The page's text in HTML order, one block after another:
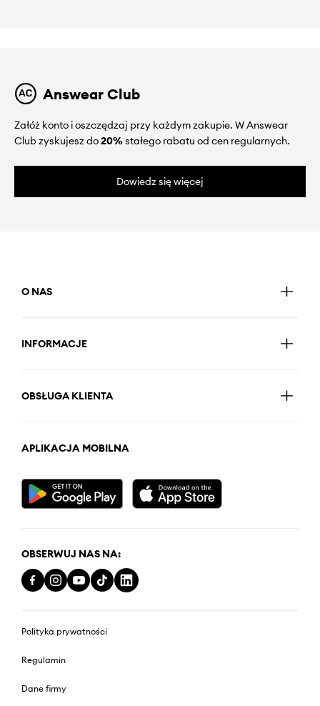
Answear Club
Załóż konto i oszczędzaj przy każdym zakupie. W Answear
Club zyskujesz do20%stałego rabatu od cen regularnych.
Dowiedz się więcej
O NAS
INFORMACJE
OBSŁUGA KLIENTA
APLIKACJA MOBILNA
OBSERWUJ NAS NA:
Polityka prywatności
Regulamin
Dane firmy